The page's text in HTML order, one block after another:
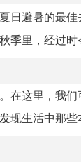
日避暑的最佳
里，经过
在这里，我
生活中那些